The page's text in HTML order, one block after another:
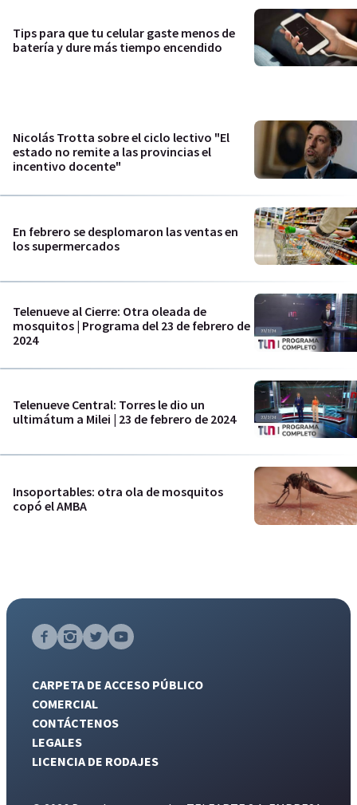
Tips para que tu celular gaste menos de
batería y dure más tiempo encendido
Nicolás Trotta sobre el ciclo lectivo "El
estado no remite a las provincias el
incentivo docente"
En febrero se desplomaron las ventas en
los supermercados
Telenueve al Cierre: Otra oleada de
mosquitos | Programa del 23 de febrero de
2024
Telenueve Central: Torres le dio un
ultimátum a Milei | 23 de febrero de 2024
Insoportables: otra ola de mosquitos
copó el AMBA
CARPETA DE ACCESO PÚBLICO
COMERCIAL
CONTÁCTENOS
LEGALES
LICENCIA DE RODAJES